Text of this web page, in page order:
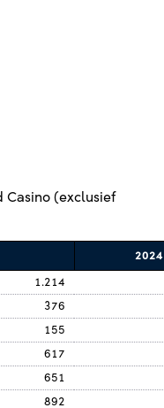
Casino (exclusief
2024
1.214
376
155
617
651
892